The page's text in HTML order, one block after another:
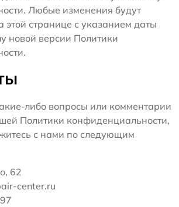
Любые изменения будут
этой странице с указанием даты
новой версии Политики
либо вопросы или комментарии
Политики конфиденциальности,
с нами по следующим
62
center.ru